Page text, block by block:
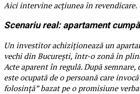
Aici intervine acțiunea în revendicare.
Scenariu real: apartament
Un investitor achiziționează un
vechi din București, într-o zonă în
Acte aparent în regulă. După semnare,
este ocupată de o persoană care
folosință” bazat pe o promisiune